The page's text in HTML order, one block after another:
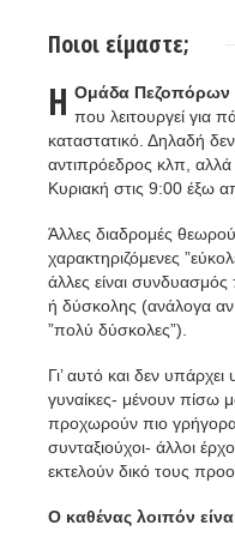
Ποιοι είμαστε;
H Ομάδα Πεζοπόρων
που λειτουργεί για
καταστατικό. Δηλαδή
αντιπρόεδρος κλπ, αλλά
Κυριακή στις 9:00 έξω
Άλλες διαδρομές
χαρακτηριζόμενες
άλλες είναι
ή δύσκολης (ανάλογα αν
”πολύ δύσκολες”).
Γι’ αυτό και δεν
γυναίκες- μένουν πίσω
προχωρούν πιο γρήγορα
συνταξιούχοι- άλλοι
εκτελούν δικό τους
Ο καθένας λοιπόν